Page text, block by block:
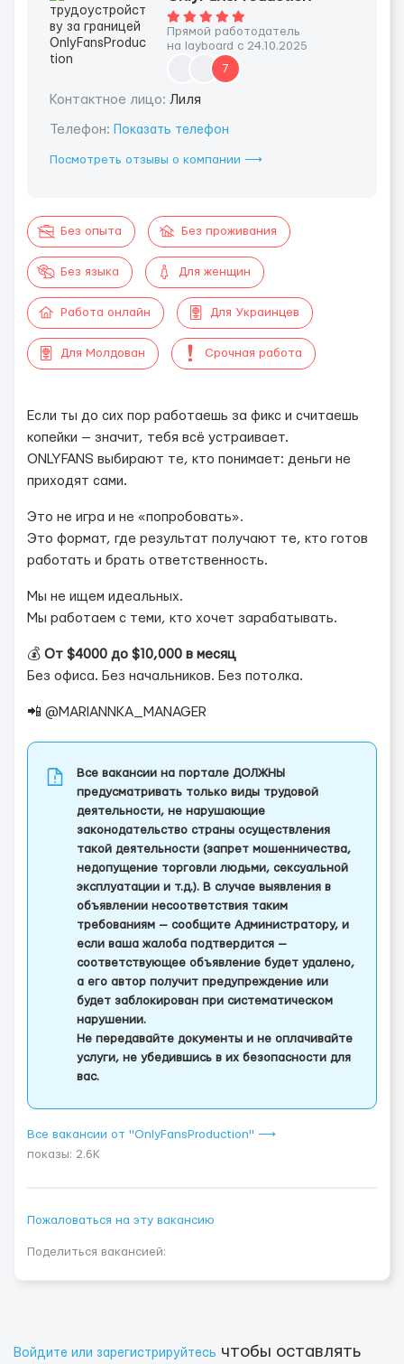
Прямой работодатель
на layboard с 24.10.2025
7
Контактное лицо: Лиля
Телефон: Показать телефон
Посмотреть отзывы о компании ⟶
Без опыта Без проживания
Без языка Для женщин
Работа онлайн Для Украинцев
Для Молдован Срочная работа
Если ты до сих пор работаешь за фикс и считаешь
копейки — значит, тебя всё устраивает.
ONLYFANS выбирают те, кто понимает: деньги не
приходят сами.
Это не игра и не «попробовать».
Это формат, где результат получают те, кто готов
работать и брать ответственность.
Мы не ищем идеальных.
Мы работаем с теми, кто хочет зарабатывать.
💰 От $4000 до $10,000 в месяц
Без офиса. Без начальников. Без потолка.
📲 @MARIANNKA_MANAGER
Все вакансии на портале ДОЛЖНЫ
предусматривать только виды трудовой
деятельности, не нарушающие
законодательство страны осуществления
такой деятельности (запрет мошенничества,
недопущение торговли людьми, сексуальной
эксплуатации и т.д.). В случае выявления в
объявлении несоответствия таким
требованиям — сообщите Администратору, и
если ваша жалоба подтвердится —
соответствующее объявление будет удалено,
а его автор получит предупреждение или
будет заблокирован при систематическом
нарушении.
Не передавайте документы и не оплачивайте
услуги, не убедившись в их безопасности для
вас.
Все вакансии от "OnlyFansProduction" ⟶
показы: 2.6K
Пожаловаться на эту вакансию
Поделиться вакансией:
Войдите или зарегистрируйтесь чтобы оставлять